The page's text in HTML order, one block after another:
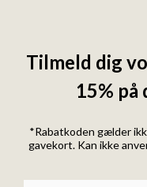
Tilmeld dig
15%
*Rabatkoden gælder
gavekort. Kan ikke